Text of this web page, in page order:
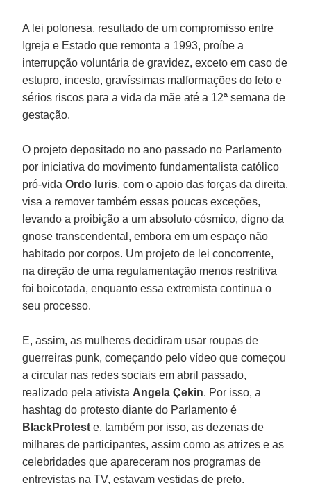
A lei polonesa, resultado de um compromisso entre
Igreja e Estado que remonta a 1993, proíbe a
interrupção voluntária de gravidez, exceto em caso de
estupro, incesto, gravíssimas malformações do feto e
sérios riscos para a vida da mãe até a 12ª semana de
gestação.
O projeto depositado no ano passado no Parlamento
por iniciativa do movimento fundamentalista católico
pró-vidaOrdo Iuris, com o apoio das forças da direita,
visa a remover também essas poucas exceções,
levando a proibição a um absoluto cósmico, digno da
gnose transcendental, embora em um espaço não
habitado por corpos. Um projeto de lei concorrente,
na direção de uma regulamentação menos restritiva
foi boicotada, enquanto essa extremista continua o
seu processo.
E, assim, as mulheres decidiram usar roupas de
guerreiras punk, começando pelo vídeo que começou
a circular nas redes sociais em abril passado,
realizado pela ativista Angela Çekin. Por isso, a
hashtag do protesto diante do Parlamento é
BlackProtest e, também por isso, as dezenas de
milhares de participantes, assim como as atrizes e as
celebridades que apareceram nos programas de
entrevistas na TV, estavam vestidas de preto.